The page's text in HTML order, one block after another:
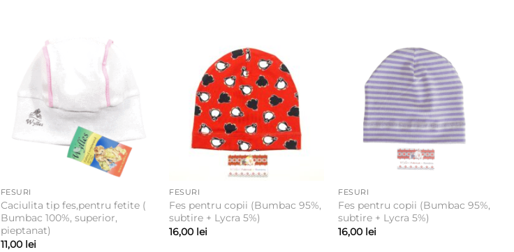
FESURI
Caciulita tip fes,pentru fetite (
Bumbac 100%, superior,
pieptanat)
11,00 lei
FESURI
Fes pentru copii (Bumbac 95%,
subtire + Lycra 5%)
16,00 lei
FESURI
Fes pentru copii (Bumbac 95%,
subtire + Lycra 5%)
16,00 lei